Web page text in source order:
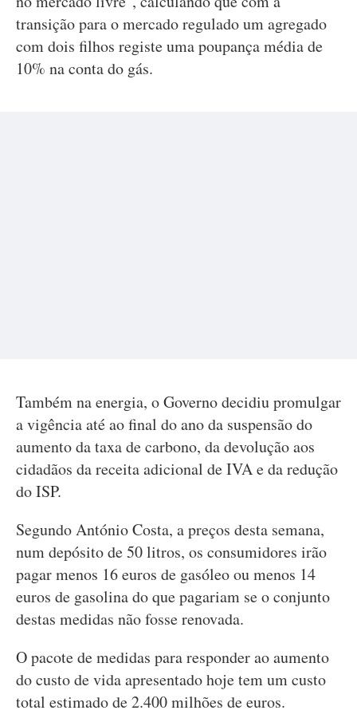
transição para o mercado regulado um agregado
com dois filhos registe uma poupança média de
10% na conta do gás.
Também na energia, o Governo decidiu promulgar
a vigência até ao final do ano da suspensão do
aumento da taxa de carbono, da devolução aos
cidadãos da receita adicional de IVA e da redução
do ISP.
Segundo António Costa, a preços desta semana,
num depósito de 50 litros, os consumidores irão
pagar menos 16 euros de gasóleo ou menos 14
euros de gasolina do que pagariam se o conjunto
destas medidas não fosse renovada.
O pacote de medidas para responder ao aumento
do custo de vida apresentado hoje tem um custo
total estimado de 2.400 milhões de euros.